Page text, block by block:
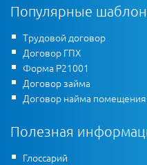
Популярные
Трудовой договор
Договор ГПХ
Форма Р21001
Договор займа
Договор найма помещения
Полезная
Глоссарий